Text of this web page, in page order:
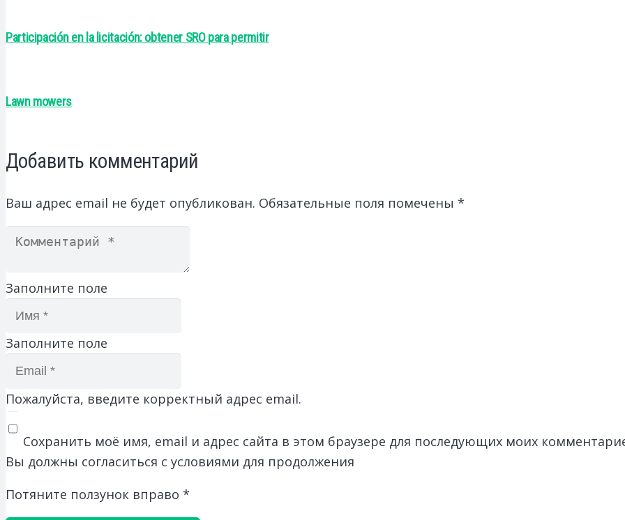
Participación en la licitación: obtener SRO para permitir
Lawn mowers
Добавить комментарий
Ваш адрес email не будет опубликован. Обязательные поля помечены *
Заполните поле
Заполните поле
Пожалуйста, введите корректный адрес email.
Сохранить моё имя, email и адрес сайта в этом браузере для последующих моих
Вы должны согласиться с условиями для продолжения
Потяните ползунок вправо *